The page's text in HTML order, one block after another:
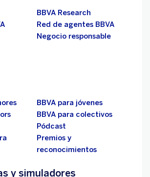
BBVA Research
Red de agentes BBVA
Negocio responsable
BBVA para jóvenes
BBVA para colectivos
Pódcast
Premios y
reconocimientos
y simuladores